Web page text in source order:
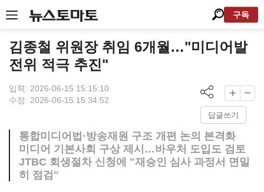
구독
김종철 위원장 취임 6개월…"미디어발
전위 적극 추진"
입력: 2026-06-15 15:15:10
수정: 2026-06-15 15:34:52
답글쓰기
통합미디어법·방송재원 구조 개편 논의 본격화
미디어 기본사회 구상 제시…바우처 도입도 검토
JTBC 회생절차 신청에 "재승인 심사 과정서 면밀
히 점검"